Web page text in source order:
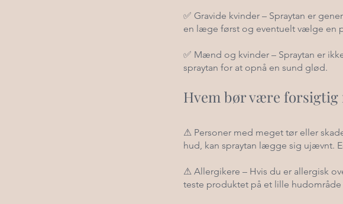
✅ Gravide kvinder – Spraytan er
en læge først og eventuelt vælge en
✅ Mænd og kvinder – Spraytan er
spraytan for at opnå en sund glød.
Hvem bør være forsigtig
⚠ Personer med meget tør eller
hud, kan spraytan lægge sig ujævnt.
⚠ Allergikere – Hvis du er allergisk
teste produktet på et lille hudområde